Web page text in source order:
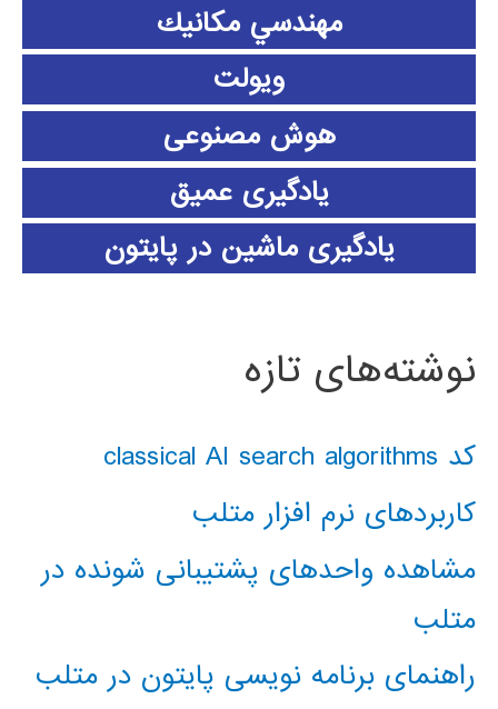
مهندسي مكانيك
ویولت
هوش مصنوعی
یادگیری عمیق
یادگیری ماشین در پایتون
نوشته‌های تازه
کد classical AI search algorithms
کاربردهای نرم افزار متلب
مشاهده واحدهای پشتیبانی شونده در
متلب
راهنمای برنامه نویسی پایتون در متلب